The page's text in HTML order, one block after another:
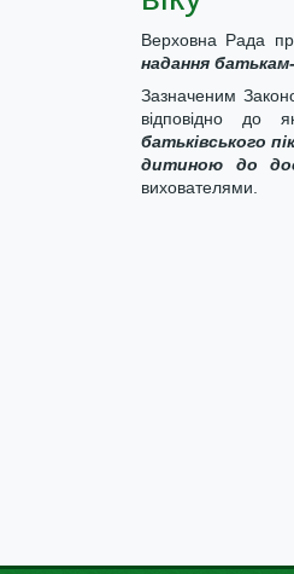
Верховна Рада
надання
Зазначеним
відповідно до
батьківського
дитиною до
вихователями.